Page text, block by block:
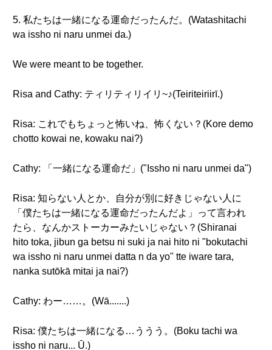
5. 私たちは一緒になる運命だったんだ。(Watashitachi
wa issho ni naru unmei da.)
We were meant to be together.
Risa and Cathy: ティリティリイリ~♪(Teiriteiriirī.)
Risa: これでもちょっと怖いね、怖くない？(Kore demo
chotto kowai ne, kowaku nai?)
Cathy: 「一緒になる運命だ」("Issho ni naru unmei da")
Risa: 知らない人とか、自分が別に好きじゃない人に
「僕たちは一緒になる運命だったんだよ」って言われ
たら、なんかストーカーみたいじゃない？(Shiranai
hito toka, jibun ga betsu ni suki ja nai hito ni "bokutachi
wa issho ni naru unmei datta n da yo" tte iware tara,
nanka sutōkā mitai ja nai?)
Cathy: わー……。(Wā.......)
Risa: 僕たちは一緒になる…ううう。(Boku tachi wa
issho ni naru... Ū.)